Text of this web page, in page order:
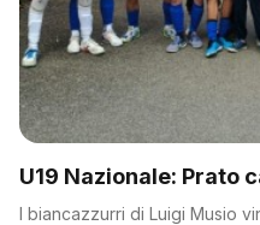
U19 Nazionale: Prato
I biancazzurri di Luigi Musio